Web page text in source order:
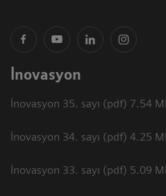
İnovasyon
İnovasyon 35. sayı (pdf) 7.54
İnovasyon 34. sayı (pdf) 4.25
İnovasyon 33. sayı (pdf) 5.09